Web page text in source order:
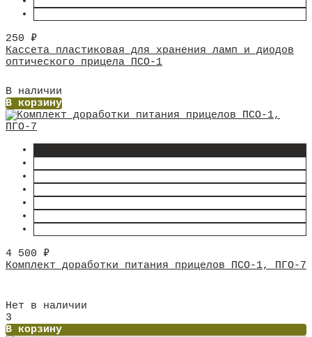
250 ₽
​Кассета пластиковая для хранения ламп и диодов
оптического прицела ПСО-1
В наличии
В корзину
4 500 ₽
Комплект доработки питания прицелов ПСО-1, ПГО-7
Нет в наличии
3
В корзину